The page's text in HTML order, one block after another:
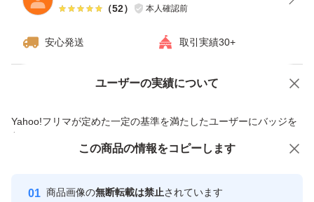
（52） 本人確認前
安心発送 取引実績30+
ユーザーの実績について
Yahoo!フリマが定めた一定の基準を満たしたユーザーにバッジを
付与しています
安心取引出品者
心・安全なユーザーです
価格の相談 商品への質問
この商品の情報をコピーします
商品画像の無断転載は禁止されています
この商品をみている人にオススメ